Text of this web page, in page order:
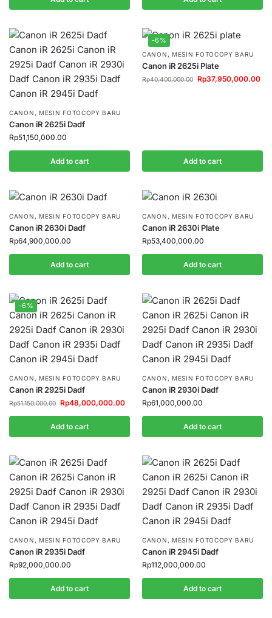
CANON , MESIN FOTOCOPY BARU
Canon iR 2625i Dadf
Rp51,150,000.00
Add to cart
-6%
CANON , MESIN FOTOCOPY BARU
Canon iR 2625i Plate
Rp40,400,000.00 Rp37,950,000.00
Add to cart
CANON , MESIN FOTOCOPY BARU
Canon iR 2630i Dadf
Rp64,900,000.00
Add to cart
CANON , MESIN FOTOCOPY BARU
Canon iR 2630i Plate
Rp53,400,000.00
Add to cart
-6%
CANON , MESIN FOTOCOPY BARU
Canon iR 2925i Dadf
Rp51,150,000.00 Rp48,000,000.00
Add to cart
CANON , MESIN FOTOCOPY BARU
Canon iR 2930i Dadf
Rp61,000,000.00
Add to cart
CANON , MESIN FOTOCOPY BARU
Canon iR 2935i Dadf
Rp92,000,000.00
Add to cart
CANON , MESIN FOTOCOPY BARU
Canon iR 2945i Dadf
Rp112,000,000.00
Add to cart